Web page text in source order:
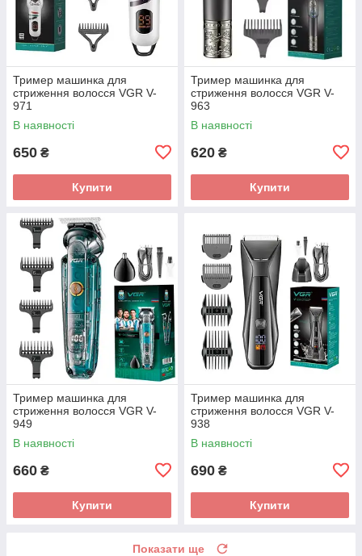
Тример машинка для
стриження волосся VGR V-
971
В наявності
650 ₴
Купити
Тример машинка для
стриження волосся VGR V-
963
В наявності
620 ₴
Купити
Тример машинка для
стриження волосся VGR V-
949
В наявності
660 ₴
Купити
Тример машинка для
стриження волосся VGR V-
938
В наявності
690 ₴
Купити
Показати ще